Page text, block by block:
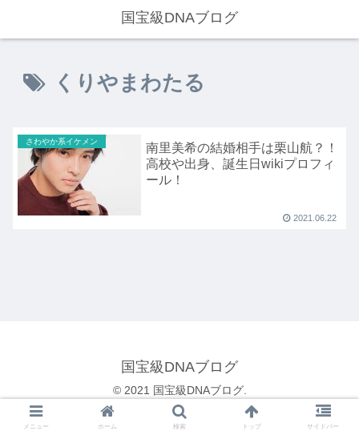
国宝級DNAブログ
くりやまわたる
さわやか系イケメン
南里美希の結婚相手は栗山航？！
高校や出身、誕生日wikiプロフィ
ール！
2021.06.22
国宝級DNAブログ
© 2021 国宝級DNAブログ.
メニュー ホーム 検索 トップ サイドバー